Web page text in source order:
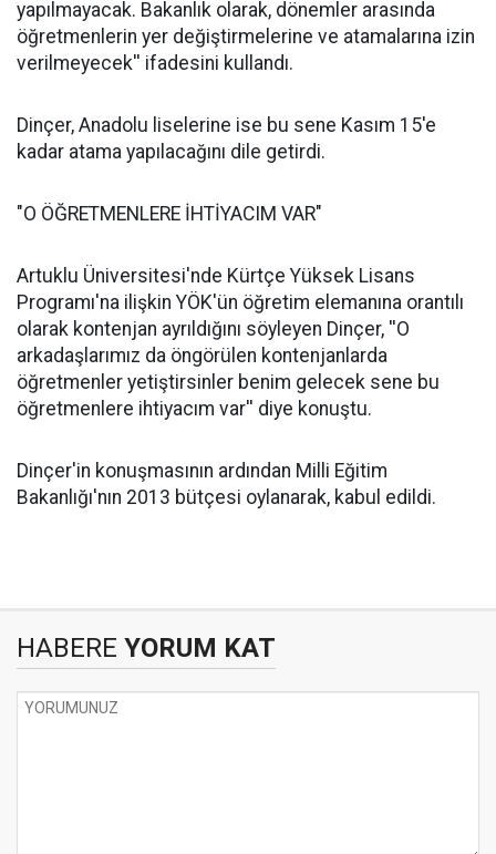
yapılmayacak. Bakanlık olarak, dönemler arasında
öğretmenlerin yer değiştirmelerine ve atamalarına izin
verilmeyecek'' ifadesini kullandı.
Dinçer, Anadolu liselerine ise bu sene Kasım 15'e
kadar atama yapılacağını dile getirdi.
"O ÖĞRETMENLERE İHTİYACIM VAR"
Artuklu Üniversitesi'nde Kürtçe Yüksek Lisans
Programı'na ilişkin YÖK'ün öğretim elemanına orantılı
olarak kontenjan ayrıldığını söyleyen Dinçer, ''O
arkadaşlarımız da öngörülen kontenjanlarda
öğretmenler yetiştirsinler benim gelecek sene bu
öğretmenlere ihtiyacım var'' diye konuştu.
Dinçer'in konuşmasının ardından Milli Eğitim
Bakanlığı'nın 2013 bütçesi oylanarak, kabul edildi.
HABERE YORUM KAT